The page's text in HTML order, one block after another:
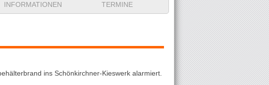
INFORMATIONEN TERMINE
ins Schönkirchner-Kieswerk alarmiert.